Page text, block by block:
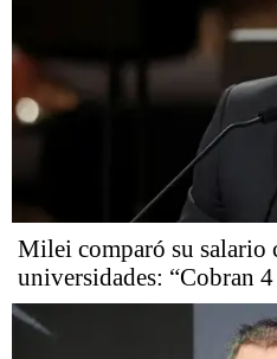
Milei comparó su salario
universidades: “Cobran 4